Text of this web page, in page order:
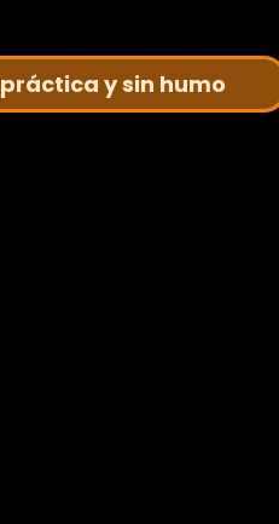
y sin humo